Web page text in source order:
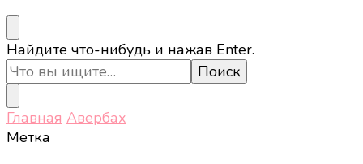
Ищите
что-
то?
Найдите что-нибудь и нажав Enter.
Главная Авербах
Метка